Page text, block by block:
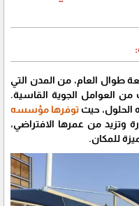
طوال العام، من المدن التي
من العوامل الجوية القاسية.
الحلول، حيث توفرها مؤسسه
وتزيد من عمرها الافتراضي،
للمكان.